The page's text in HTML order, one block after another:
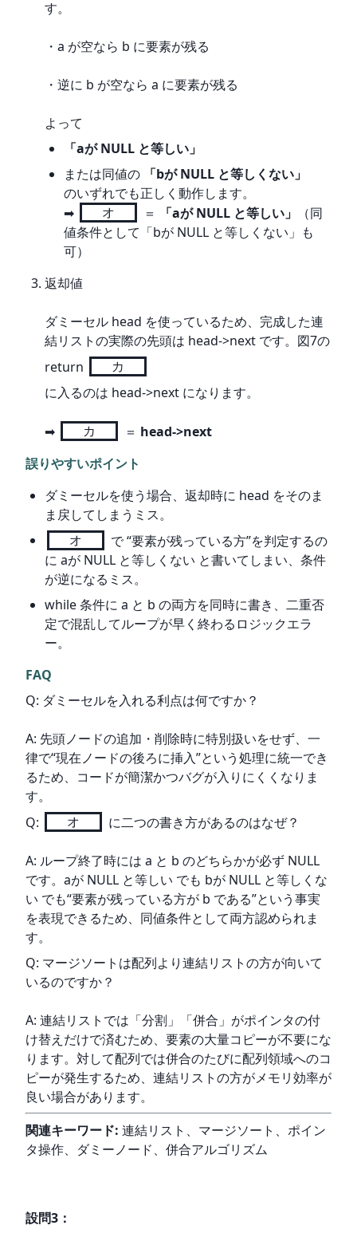
す。
・a が空なら b に要素が残る
・逆に b が空なら a に要素が残る
よって
「aが NULL と等しい」
または同値の 「bが NULL と等しくない」
のいずれでも正しく動作します。
➡
オ ＝ 「aが NULL と等しい」
（同
値条件として「bが NULL と等しくない」も
可）
返却値
ダミーセル head を使っているため、完成した連
結リストの実際の先頭は head->next です。図7の
return
カ
に入るのは head->next になります。
➡ カ ＝ head->next
誤りやすいポイント
ダミーセルを使う場合、返却時に head をそのま
ま戻してしまうミス。
オ
で “要素が残っている方”を判定するの
に aが NULL と等しくない と書いてしまい、条件
が逆になるミス。
while 条件に a と b の両方を同時に書き、二重否
定で混乱してループが早く終わるロジックエラ
ー。
FAQ
Q: ダミーセルを入れる利点は何ですか？
A: 先頭ノードの追加・削除時に特別扱いをせず、一
律で“現在ノードの後ろに挿入”という処理に統一でき
るため、コードが簡潔かつバグが入りにくくなりま
す。
Q:
オ に二つの書き方があるのはなぜ？
A: ループ終了時には a と b のどちらかが必ず NULL
です。aが NULL と等しい でも bが NULL と等しくな
い でも“要素が残っている方が b である”という事実
を表現できるため、同値条件として両方認められま
す。
Q: マージソートは配列より連結リストの方が向いて
いるのですか？
A: 連結リストでは「分割」「併合」がポインタの付
け替えだけで済むため、要素の大量コピーが不要にな
ります。対して配列では併合のたびに配列領域へのコ
ピーが発生するため、連結リストの方がメモリ効率が
良い場合があります。
関連キーワード: 連結リスト、マージソート、ポイン
タ操作、ダミーノード、併合アルゴリズム
設問3 ：